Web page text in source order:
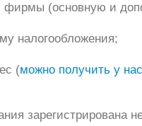
фирмы (основную и
налогообложения;
(можно получить у нас
зарегистрирована